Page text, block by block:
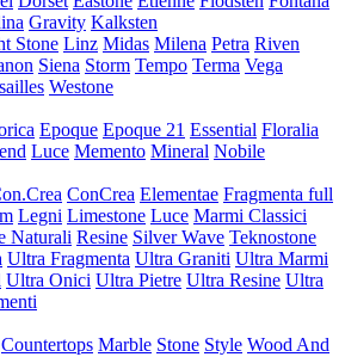
Gravity Kalksten
Stone Linz Midas Milena Petra Riven
Siena Storm Tempo Terma Vega
Westone
Epoque Epoque 21 Essential Floralia
Luce Memento Mineral Nobile
ConCrea Elementae Fragmenta full
Legni Limestone Luce Marmi Classici
Naturali Resine Silver Wave Teknostone
Ultra Fragmenta Ultra Graniti Ultra Marmi
Ultra Onici Ultra Pietre Ultra Resine Ultra
Countertops Marble Stone Style Wood And